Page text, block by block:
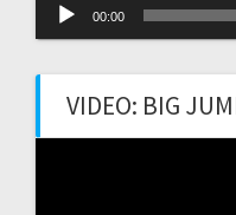
00:00
VIDEO: BIG